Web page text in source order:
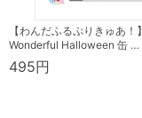
【わんだふるぷりきゅあ！】
Wonderful Halloween 缶 …
495円